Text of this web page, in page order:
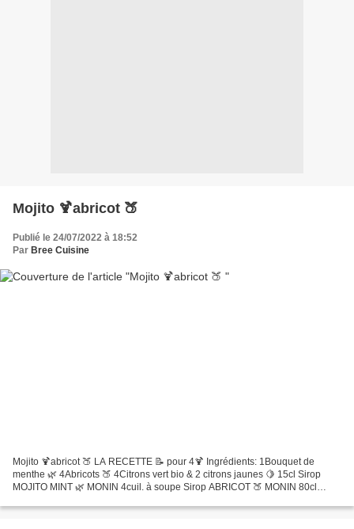
Mojito 🍹abricot 🍑
Publié le 24/07/2022 à 18:52
Par Bree Cuisine
Mojito 🍹abricot 🍑 LA RECETTE 📝 pour 4🍹 Ingrédients: 1Bouquet de
menthe 🌿 4Abricots 🍑 4Citrons vert bio & 2 citrons jaunes 🍋 15cl Sirop
MOJITO MINT 🌿 MONIN 4cuil. à soupe Sirop ABRICOT 🍑 MONIN 80cl